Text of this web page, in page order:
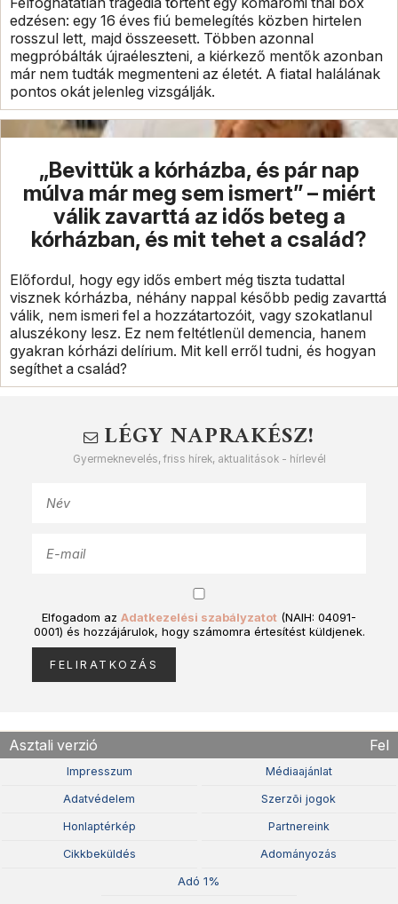
edzésen: egy 16 éves fiú bemelegítés közben hirtelen
rosszul lett, majd összeesett. Többen azonnal
megpróbálták újraéleszteni, a kiérkező mentők azonban
már nem tudták megmenteni az életét. A fiatal halálának
pontos okát jelenleg vizsgálják.
„Bevittük a kórházba, és pár nap
múlva már meg sem ismert” – miért
válik zavarttá az idős beteg a
kórházban, és mit tehet a család?
Előfordul, hogy egy idős embert még tiszta tudattal
visznek kórházba, néhány nappal később pedig zavarttá
válik, nem ismeri fel a hozzátartozóit, vagy szokatlanul
aluszékony lesz. Ez nem feltétlenül demencia, hanem
gyakran kórházi delírium. Mit kell erről tudni, és hogyan
segíthet a család?
LÉGY NAPRAKÉSZ!
Gyermeknevelés, friss hírek, aktualitások - hírlevél
Elfogadom az Adatkezelési szabályzatot (NAIH: 04091-
0001) és hozzájárulok, hogy számomra értesítést küldjenek.
Asztali verzió Fel
Impresszum Médiaajánlat
Adatvédelem Szerzõi jogok
Honlaptérkép Partnereink
Cikkbeküldés Adományozás
Adó 1%